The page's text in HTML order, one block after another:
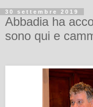
30 settembre 2019
Abbadia ha
sono qui e